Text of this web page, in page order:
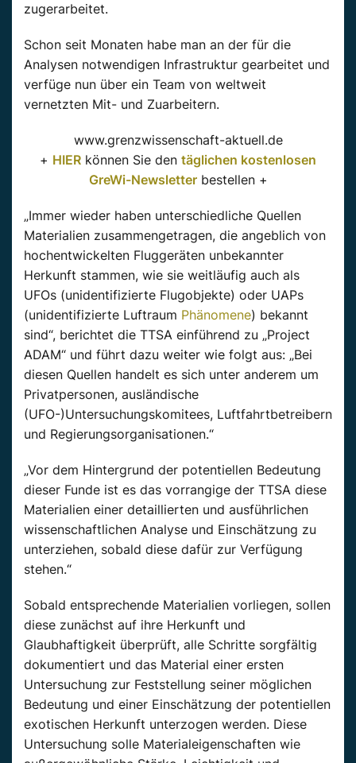
zugerarbeitet.
Schon seit Monaten habe man an der für die
Analysen notwendigen Infrastruktur gearbeitet und
verfüge nun über ein Team von weltweit
vernetzten Mit- und Zuarbeitern.
www.grenzwissenschaft-aktuell.de
+ HIER können Sie den täglichen kostenlosen
GreWi-Newsletterbestellen +
„Immer wieder haben unterschiedliche Quellen
Materialien zusammengetragen, die angeblich von
hochentwickelten Fluggeräten unbekannter
Herkunft stammen, wie sie weitläufig auch als
UFOs (unidentifizierte Flugobjekte) oder UAPs
(unidentifizierte Luftraum Phänomene) bekannt
sind“, berichtet die TTSA einführend zu „Project
ADAM“ und führt dazu weiter wie folgt aus: „Bei
diesen Quellen handelt es sich unter anderem um
Privatpersonen, ausländische
(UFO-)Untersuchungskomitees, Luftfahrtbetreibern
und Regierungsorganisationen.“
„Vor dem Hintergrund der potentiellen Bedeutung
dieser Funde ist es das vorrangige der TTSA diese
Materialien einer detaillierten und ausführlichen
wissenschaftlichen Analyse und Einschätzung zu
unterziehen, sobald diese dafür zur Verfügung
stehen.“
Sobald entsprechende Materialien vorliegen, sollen
diese zunächst auf ihre Herkunft und
Glaubhaftigkeit überprüft, alle Schritte sorgfältig
dokumentiert und das Material einer ersten
Untersuchung zur Feststellung seiner möglichen
Bedeutung und einer Einschätzung der potentiellen
exotischen Herkunft unterzogen werden. Diese
Untersuchung solle Materialeigenschaften wie